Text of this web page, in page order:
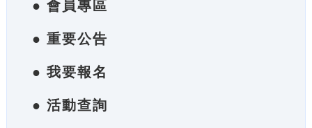
● 會員專區
● 重要公告
● 我要報名
● 活動查詢